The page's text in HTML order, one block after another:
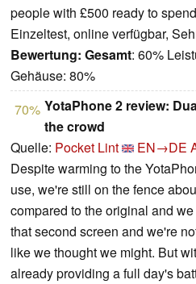
people with £500 ready to
Einzeltest, online verfügbar,
Bewertung: Gesamt: 60%
Gehäuse: 80%
70% YotaPhone 2 review:
the crowd
Quelle: Pocket Lint EN→DE
Despite warming to the
use, we're still on the fence
compared to the original and
that second screen and we're
like we thought we might. But
already providing a full day's